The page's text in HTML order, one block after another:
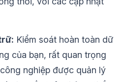
Kiểm soát hoàn toàn dữ
của bạn, rất quan trọng
nghiệp được quản lý